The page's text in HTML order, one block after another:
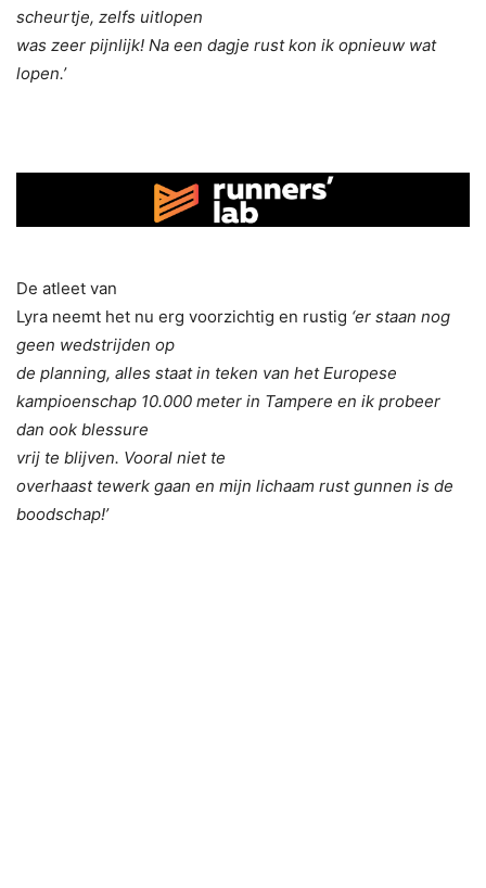
scheurtje, zelfs uitlopen
was zeer pijnlijk! Na een dagje rust kon ik opnieuw wat
lopen.’
De atleet van
Lyra neemt het nu erg voorzichtig en rustig ‘er staan nog
geen wedstrijden op
de planning, alles staat in teken van het Europese
kampioenschap 10.000 meter in Tampere en ik probeer
dan ook blessure
vrij te blijven. Vooral niet te
overhaast tewerk gaan en mijn lichaam rust gunnen is de
boodschap!’